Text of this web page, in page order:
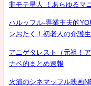
非モテ星人 ！あらゆるマ
ハルッフル-専業主夫的
ンおたく！初老人の介護
アニゲタレスト（元祖！
ナベ的まとめ速報
火浦のシネマッフル映画